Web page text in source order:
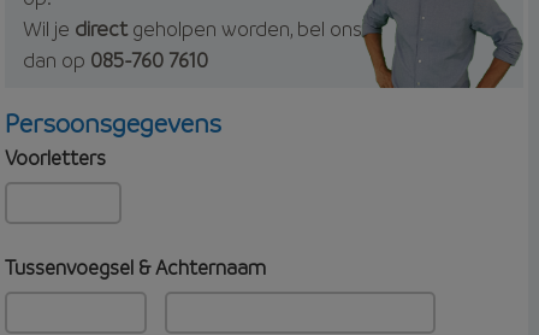
Wil je directgeholpen worden, bel ons
dan op 085-760 7610
Persoonsgegevens
Voorletters
Tussenvoegsel & Achternaam